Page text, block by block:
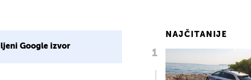
Google izvor
NAJČITANIJE